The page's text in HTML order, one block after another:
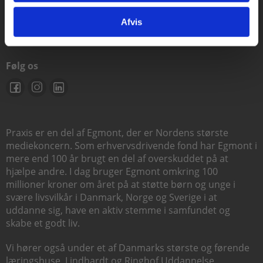
Afvis
Følg os
Praxis er en del af Egmont, der er Nordens største
mediekoncern. Som erhvervsdrivende fond har Egmont i
mere end 100 år brugt en del af overskuddet på at
hjælpe andre. I dag bruger Egmont omkring 100
millioner kroner om året på at støtte børn og unge i
svære livsvilkår i Danmark, Norge og Sverige i at
uddanne sig, have en aktiv stemme i samfundet og
skabe et godt liv.
Vi hører også under et af Danmarks største og førende